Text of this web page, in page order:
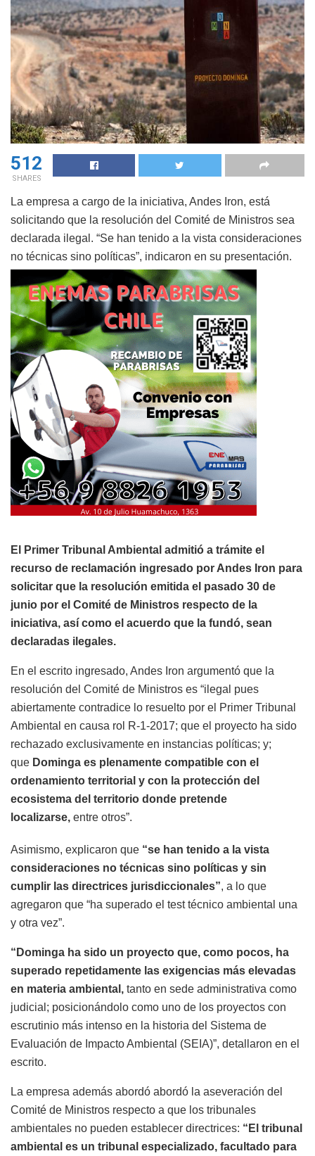
512
SHARES
La empresa a cargo de la iniciativa, Andes Iron, está
solicitando que la resolución del Comité de Ministros sea
declarada ilegal. “Se han tenido a la vista consideraciones
no técnicas sino políticas”, indicaron en su presentación.
El Primer Tribunal Ambiental admitió a trámite el
recurso de reclamación ingresado por Andes Iron para
solicitar que la resolución emitida el pasado 30 de
junio por el Comité de Ministros respecto de la
iniciativa, así como el acuerdo que la fundó, sean
declaradas ilegales.
En el escrito ingresado, Andes Iron argumentó que la
resolución del Comité de Ministros es “ilegal pues
abiertamente contradice lo resuelto por el Primer Tribunal
Ambiental en causa rol R-1-2017; que el proyecto ha sido
rechazado exclusivamente en instancias políticas; y;
que Dominga es plenamente compatible con el
ordenamiento territorial y con la protección del
ecosistema del territorio donde pretende
localizarse, entre otros”.
Asimismo, explicaron que “se han tenido a la vista
consideraciones no técnicas sino políticas y sin
cumplir las directrices jurisdiccionales”, a lo que
agregaron que “ha superado el test técnico ambiental una
y otra vez”.
“Dominga ha sido un proyecto que, como pocos, ha
superado repetidamente las exigencias más elevadas
en materia ambiental, tanto en sede administrativa como
judicial; posicionándolo como uno de los proyectos con
escrutinio más intenso en la historia del Sistema de
Evaluación de Impacto Ambiental (SEIA)”, detallaron en el
escrito.
La empresa además abordó abordó la aseveración del
Comité de Ministros respecto a que los tribunales
ambientales no pueden establecer directrices: “El tribunal
ambiental es un tribunal especializado, facultado para